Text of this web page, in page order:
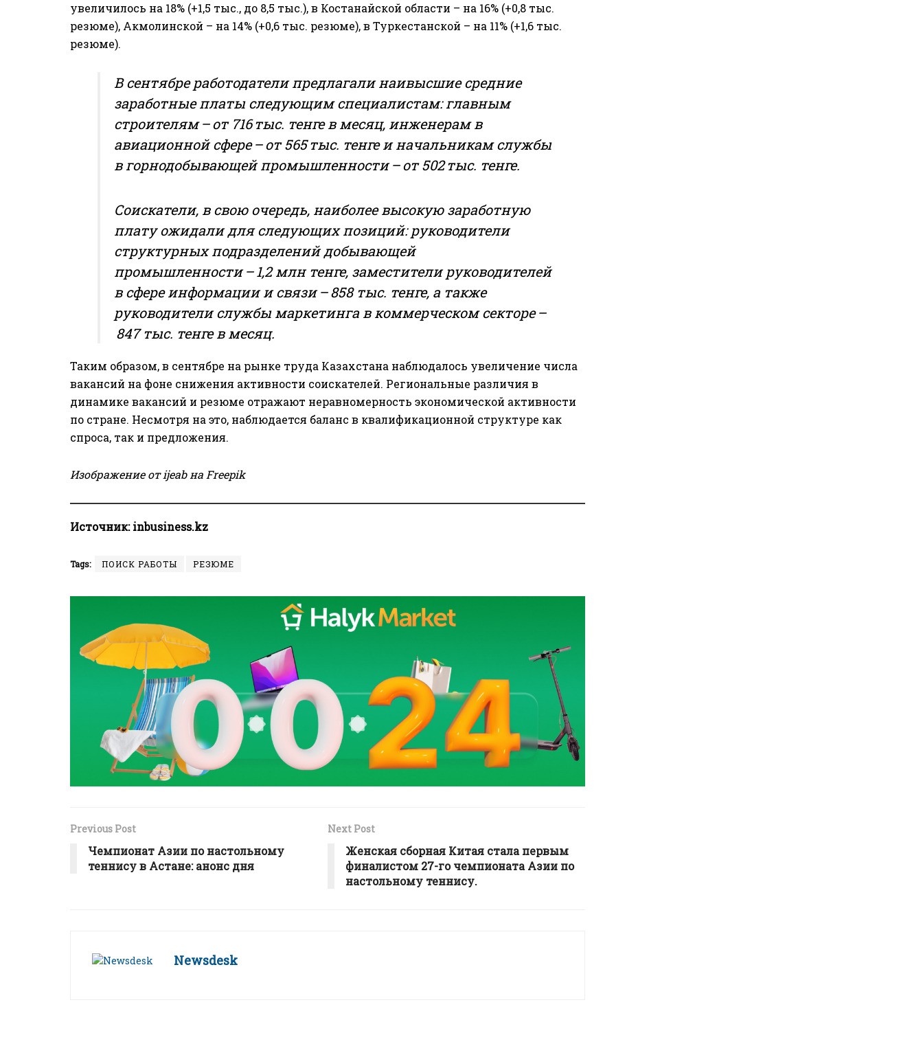
увеличилось на 18% (+1,5 тыс., до 8,5 тыс.), в Костанайской области – на 16% (+0,8 тыс.
резюме), Акмолинской – на 14% (+0,6 тыс. резюме), в Туркестанской – на 11% (+1,6 тыс.
резюме).
В сентябре работодатели предлагали наивысшие средние
заработные платы следующим специалистам: главным
строителям – от 716 тыс. тенге в месяц, инженерам в
авиационной сфере – от 565 тыс. тенге и начальникам службы
в горнодобывающей промышленности – от 502 тыс. тенге.
Соискатели, в свою очередь, наиболее высокую заработную
плату ожидали для следующих позиций: руководители
структурных подразделений добывающей
промышленности – 1,2 млн тенге, заместители руководителей
в сфере информации и связи – 858 тыс. тенге, а также
руководители службы маркетинга в коммерческом секторе –
847 тыс. тенге в месяц.
Таким образом, в сентябре на рынке труда Казахстана наблюдалось увеличение числа
вакансий на фоне снижения активности соискателей. Региональные различия в
динамике вакансий и резюме отражают неравномерность экономической активности
по стране. Несмотря на это, наблюдается баланс в квалификационной структуре как
спроса, так и предложения.
Изображение от ijeab на Freepik
Источник:inbusiness.kz
Tags: ПОИСК РАБОТЫ РЕЗЮМЕ
Previous Post
Чемпионат Азии по настольному
теннису в Астане: анонс дня
Next Post
Женская сборная Китая стала первым
финалистом 27-го чемпионата Азии по
настольному теннису.
Newsdesk